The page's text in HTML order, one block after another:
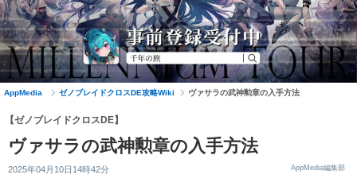
AppMedia ゼノブレイドクロスDE攻略Wiki ヴァサラの武神勲章の入手方法
【ゼノブレイドクロスDE】
ヴァサラの武神勲章の入手方法
2025年04月10日14時42分 AppMedia編集部